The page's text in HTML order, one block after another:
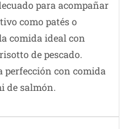
para acompañar
como patés o
comida ideal con
de pescado.
perfección con comida
de salmón.